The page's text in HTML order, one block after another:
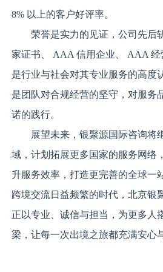
8% 以上的客户好评率。
荣誉是实力的见证，公司先后
家证书、 AAA 信用企业、 AAA
是行业与社会对其专业服务的高度
是团队对合规经营的坚守，对服务
诺的践行。
展望未来，银聚源国际咨询将
域，计划拓展更多国家的服务网络
升服务效率，打造更完善的全球一
跨境交流日益频繁的时代，北京银
正以专业、诚信与担当，为更多人
梁，让每一次出境之旅都充满安心